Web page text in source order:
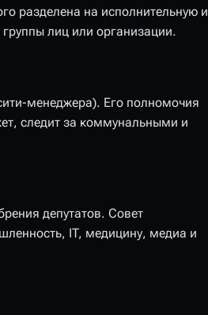
разделена на исполнительную и
лиц или организации.
менеджера). Его полномочия
следит за коммунальными и
депутатов. Совет
IT, медицину, медиа и